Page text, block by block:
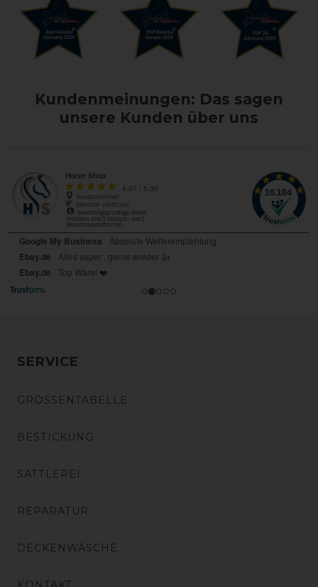
Kundenmeinungen: Das sagen
unsere Kunden über uns
SERVICE
GRÖSSENTABELLE
BESTICKUNG
SATTLEREI
REPARATUR
DECKENWÄSCHE